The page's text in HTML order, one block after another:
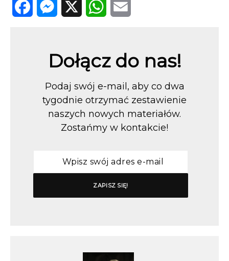
Dołącz do nas!
Podaj swój e-mail, aby co dwa
tygodnie otrzymać zestawienie
naszych nowych materiałów.
Zostańmy w kontakcie!